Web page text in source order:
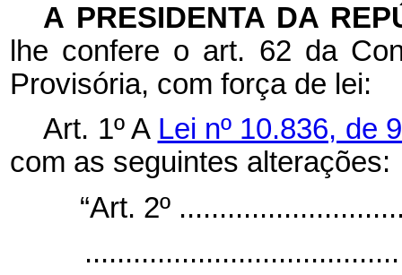
A PRESIDENTA DA
lhe confere o art. 62 da
Provisória, com força de lei:
Art. 1º A Lei nº 10.836, de
com as seguintes alterações:
“Art. 2º